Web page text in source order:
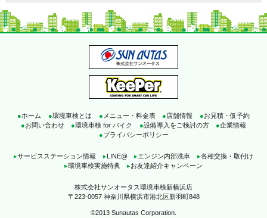
●ホーム ●環境車検とは ● メニュー・料金表 ●店舗情報 ●お見積・仮予約
●お問い合わせ ●環境車検 for バイク ●設備導入をご検討の方 ●企業情報
●プライバシーポリシー
▸サービスステーション情報 ▸LINE@ ▸エンジン内部洗車 ▸各種交換・取付け
▸環境車検実施特典 ▸お友達紹介キャンペーン
株式会社サンオータス環境車検新横浜店
〒223-0057 神奈川県横浜市港北区新羽町848
©2013 Sunautas Corporation.